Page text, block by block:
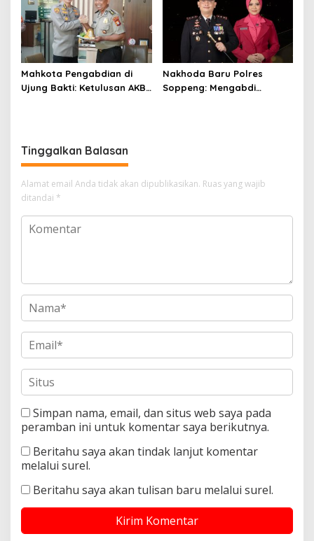
Mahkota Pengabdian di
Ujung Bakti: Ketulusan AKBP
Nakhoda Baru Polres
Soppeng: Mengabdi
Tinggalkan Balasan
Alamat email Anda tidak akan dipublikasikan. Ruas yang wajib
ditandai *
Simpan nama, email, dan situs web saya pada
peramban ini untuk komentar saya berikutnya.
Beritahu saya akan tindak lanjut komentar
melalui surel.
Beritahu saya akan tulisan baru melalui surel.